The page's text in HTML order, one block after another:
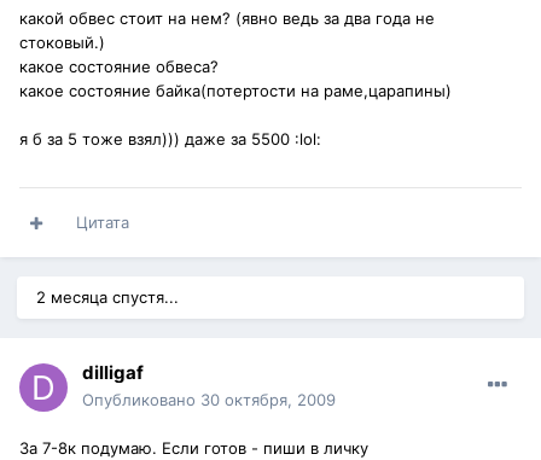
какой обвес стоит на нем? (явно ведь за два года не
стоковый.)
какое состояние обвеса?
какое состояние байка(потертости на раме,царапины)
я б за 5 тоже взял))) даже за 5500 :lol:
Цитата
2 месяца спустя...
dilligaf
Опубликовано 30 октября, 2009
За 7-8к подумаю. Если готов - пиши в личку